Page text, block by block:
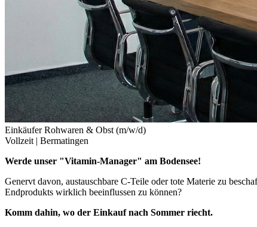
Einkäufer Rohwaren & Obst (m/w/d)
Vollzeit | Bermatingen
Werde unser "Vitamin-Manager" am Bodensee!
Genervt davon, austauschbare C-Teile oder tote Materie zu
Endprodukts wirklich beeinflussen zu können?
Komm dahin, wo der Einkauf nach Sommer riecht.